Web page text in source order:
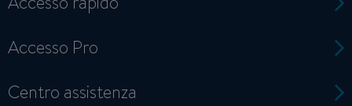
Accesso Pro
Centro assistenza